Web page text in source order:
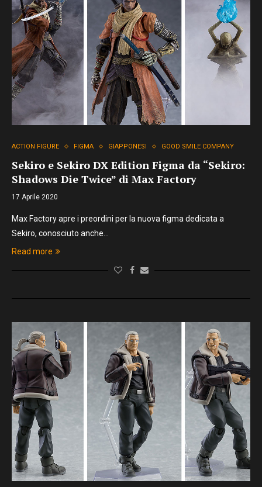
ACTION FIGURE FIGMA GIAPPONESI GOOD SMILE COMPANY
Sekiro e Sekiro DX Edition Figma da “Sekiro:
Shadows Die Twice” di Max Factory
17 Aprile 2020
Max Factory apre i preordini per la nuova figma dedicata a
Sekiro, conosciuto anche…
Read more